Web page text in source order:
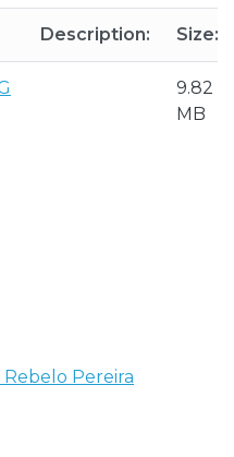
Description: Size:
9.82
MB
Pereira